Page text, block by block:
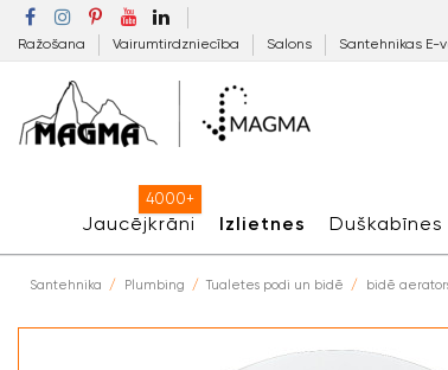
Ražošana Vairumtirdzniecība Salons Santehnikas E-
Jaucējkrāni
4000+
Izlietnes Duškabīnes
Santehnika Plumbing Tualetes podi un bidē bidē aerators